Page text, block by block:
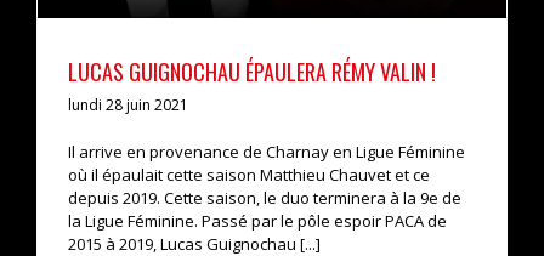
LUCAS GUIGNOCHAU ÉPAULERA RÉMY VALIN !
lundi 28 juin 2021
Il arrive en provenance de Charnay en Ligue Féminine
où il épaulait cette saison Matthieu Chauvet et ce
depuis 2019. Cette saison, le duo terminera à la 9e de
la Ligue Féminine. Passé par le pôle espoir PACA de
2015 à 2019, Lucas Guignochau [...]